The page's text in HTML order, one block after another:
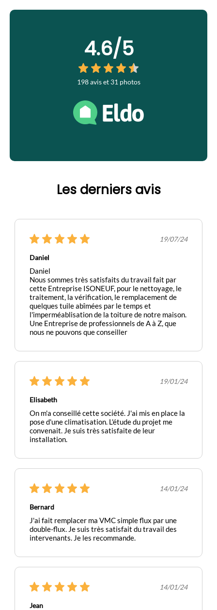
4.6/5
198 avis et 31 photos
Les derniers avis
19/07/24
Daniel
Daniel
Nous sommes très satisfaits du travail fait par
cette Entreprise ISONEUF, pour le nettoyage, le
traitement, la vérification, le remplacement de
quelques tuile abîmées par le temps et
l'imperméablisation de la toiture de notre maison.
Une Entreprise de professionnels de A à Z, que
nous ne pouvons que conseiller
19/01/24
Elisabeth
On m'a conseillé cette société. J'ai mis en place la
pose d'une climatisation. L'étude du projet me
convenait. Je suis très satisfaite de leur
installation.
14/01/24
Bernard
J'ai fait remplacer ma VMC simple flux par une
double-flux. Je suis très satisfait du travail des
intervenants. Je les recommande.
14/01/24
Jean